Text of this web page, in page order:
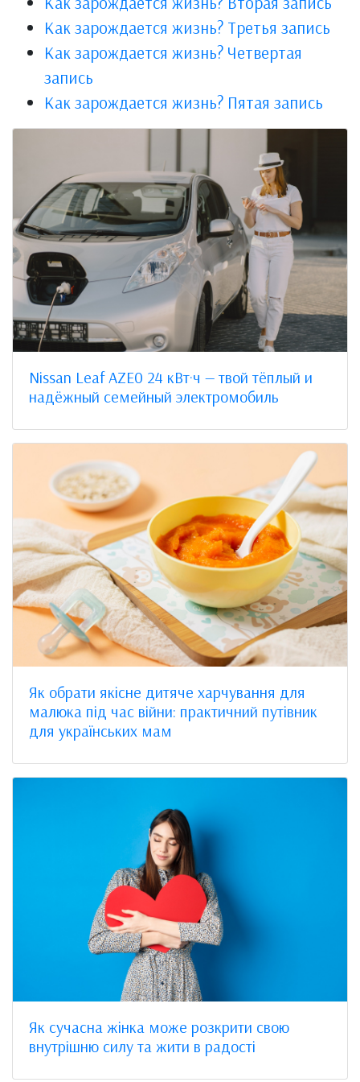
Как зарождается жизнь? Третья запись
Как зарождается жизнь? Четвертая
запись
Как зарождается жизнь? Пятая запись
Nissan Leaf AZE0 24 кВт·ч — твой тёплый и
надёжный семейный электромобиль
Як обрати якісне дитяче харчування для
малюка під час війни: практичний путівник
для українських мам
Як сучасна жінка може розкрити свою
внутрішню силу та жити в радості